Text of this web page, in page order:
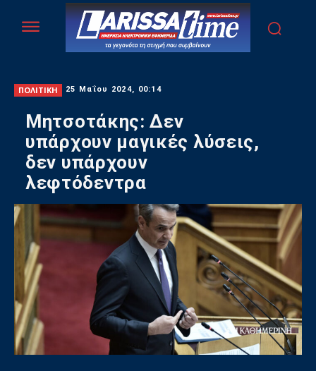
ΠΟΛΙΤΙΚΗ 25 Μαΐου 2024, 00:14
Μητσοτάκης: Δεν
υπάρχουν μαγικές λύσεις,
δεν υπάρχουν
λεφτόδεντρα